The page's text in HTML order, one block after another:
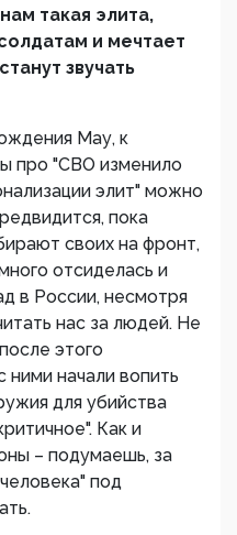
такая элита,
и мечтает
звучать
Мау, к
про "СВО изменило
элит" можно
пока
своих на фронт,
отсиделась и
в России, несмотря
нас за людей. Не
этого
начали вопить
для убийства
Как и
– подумаешь, за
под